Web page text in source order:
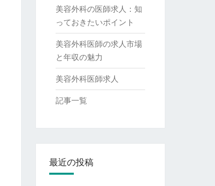
美容外科の医師求人：知
っておきたいポイント
美容外科医師の求人市場
と年収の魅力
美容外科医師求人
記事一覧
最近の投稿